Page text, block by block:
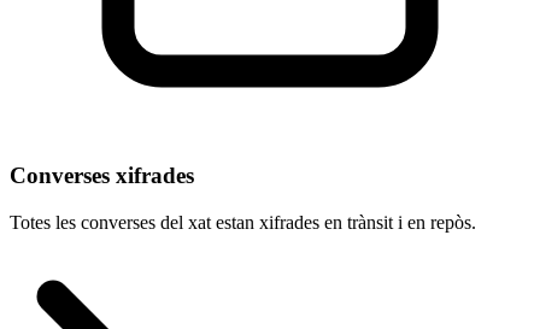
Converses xifrades
Totes les converses del xat estan xifrades en trànsit i en repòs.